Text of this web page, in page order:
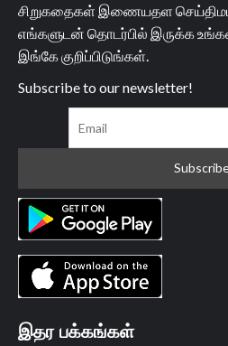
சிறுகதைகள் இணையதள
எங்களுடன் தொடர்பில் இருக்க
இங்கே குறிப்பிடுங்கள்.
Subscribe to our newsletter!
இதர பக்கங்கள்